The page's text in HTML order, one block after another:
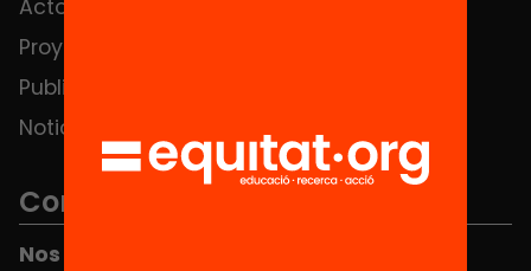
Actos
Proyectos
Publicaciones y vídeos
Noticias
Contacto
Nos puedes encontrar en el HUB Social